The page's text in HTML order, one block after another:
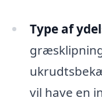
Type af
vil have en